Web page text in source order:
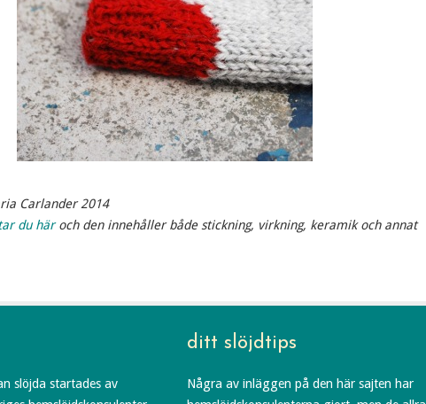
Carlander 2014
du häroch den innehåller både stickning, virkning, keramik och annat
slöjda startades av
ditt slöjdtips
Några av inläggen på den här sajten har